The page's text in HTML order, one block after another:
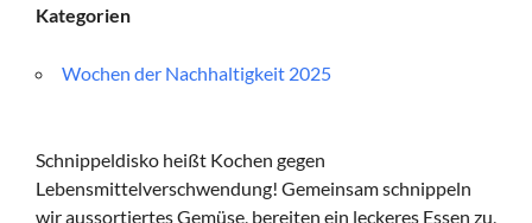
Kategorien
Wochen der Nachhaltigkeit 2025
Schnippeldisko heißt Kochen gegen
Lebensmittelverschwendung! Gemeinsam schnippeln
wir aussortiertes Gemüse, bereiten ein leckeres Essen zu,